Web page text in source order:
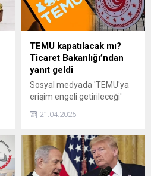
TEMU kapatılacak mı?
Ticaret Bakanlığı’ndan
yanıt geldi
Sosyal medyada 'TEMU'ya
erişim engeli getirileceği'
oturdu. İddiaya dayanak
yürürlüğe giren yönetmelik
gösterildi. Peki TEMU
gerçekten kapatılıyor mu?
21.04.2025